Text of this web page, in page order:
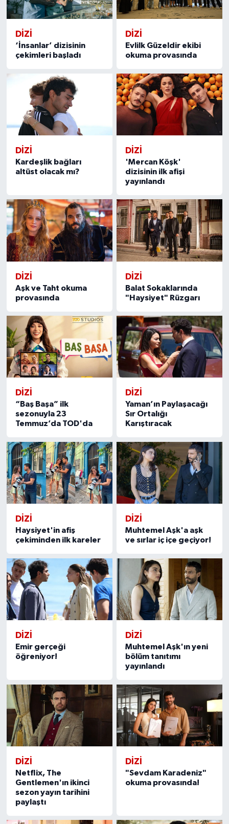
DİZİ
‘İnsanlar’ dizisinin
çekimleri başladı
DİZİ
Evlilk Güzeldir ekibi
okuma provasında
DİZİ
Kardeşlik bağları
altüst olacak mı?
DİZİ
'Mercan Köşk'
dizisinin ilk afişi
yayınlandı
DİZİ
Aşk ve Taht okuma
provasında
DİZİ
Balat Sokaklarında
"Haysiyet" Rüzgarı
DİZİ
“Baş Başa” ilk
sezonuyla 23
Temmuz’da TOD'da
DİZİ
Yaman’ın Paylaşacağı
Sır Ortalığı
Karıştıracak
DİZİ
Haysiyet'in afiş
çekiminden ilk kareler
DİZİ
Muhtemel Aşk'a aşk
ve sırlar iç içe geçiyor!
DİZİ
Emir gerçeği
öğreniyor!
DİZİ
Muhtemel Aşk'ın yeni
bölüm tanıtımı
yayınlandı
DİZİ
Netflix, The
Gentlemen'ın ikinci
sezon yayın tarihini
paylaştı
DİZİ
"Sevdam Karadeniz"
okuma provasında!